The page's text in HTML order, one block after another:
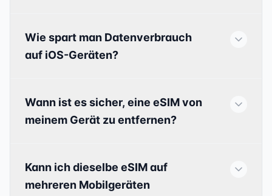
Wie spart man Datenverbrauch
auf iOS-Geräten?
Wann ist es sicher, eine eSIM von
meinem Gerät zu entfernen?
Kann ich dieselbe eSIM auf
mehreren Mobilgeräten